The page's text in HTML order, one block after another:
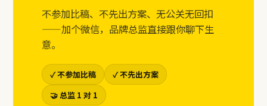
不参加比稿、不先出方案、无公关无回扣
——加个微信，品牌总监直接跟你聊下生
意。
✓ 不参加比稿
✓ 不先出方案
🤝 总监 1 对 1